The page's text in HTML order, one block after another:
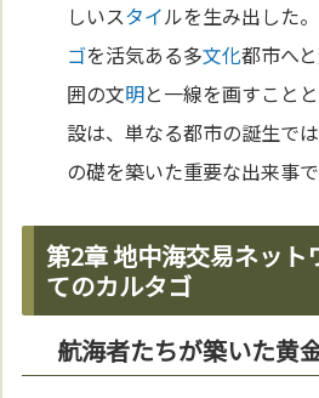
しいスタイルを生み出した
ゴを活気ある多文化都市へ
囲の文明と一線を画すことと
設は、単なる都市の誕生で
の礎を築いた重要な出来事で
第2章 地中海交易ネット
てのカルタゴ
航海者たちが築いた黄